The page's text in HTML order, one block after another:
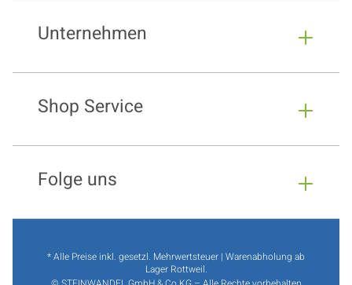
Unternehmen
Shop Service
Folge uns
* Alle Preise inkl. gesetzl. Mehrwertsteuer | Warenabholung ab
Lager Rottweil.